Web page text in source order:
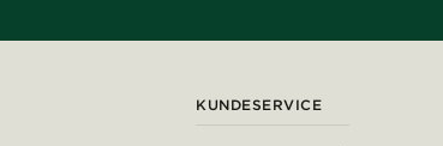
KUNDESERVICE